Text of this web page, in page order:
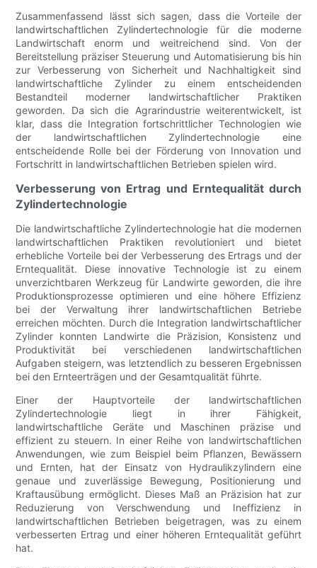
Zusammenfassend lässt sich sagen, dass die Vorteile der
landwirtschaftlichen Zylindertechnologie für die moderne
Landwirtschaft enorm und weitreichend sind. Von der
Bereitstellung präziser Steuerung und Automatisierung bis hin
zur Verbesserung von Sicherheit und Nachhaltigkeit sind
landwirtschaftliche Zylinder zu einem entscheidenden
Bestandteil moderner landwirtschaftlicher Praktiken
geworden. Da sich die Agrarindustrie weiterentwickelt, ist
klar, dass die Integration fortschrittlicher Technologien wie
der landwirtschaftlichen Zylindertechnologie eine
entscheidende Rolle bei der Förderung von Innovation und
Fortschritt in landwirtschaftlichen Betrieben spielen wird.
Verbesserung von Ertrag und Erntequalität durch
Zylindertechnologie
Die landwirtschaftliche Zylindertechnologie hat die modernen
landwirtschaftlichen Praktiken revolutioniert und bietet
erhebliche Vorteile bei der Verbesserung des Ertrags und der
Erntequalität. Diese innovative Technologie ist zu einem
unverzichtbaren Werkzeug für Landwirte geworden, die ihre
Produktionsprozesse optimieren und eine höhere Effizienz
bei der Verwaltung ihrer landwirtschaftlichen Betriebe
erreichen möchten. Durch die Integration landwirtschaftlicher
Zylinder konnten Landwirte die Präzision, Konsistenz und
Produktivität bei verschiedenen landwirtschaftlichen
Aufgaben steigern, was letztendlich zu besseren Ergebnissen
bei den Ernteerträgen und der Gesamtqualität führte.
Einer der Hauptvorteile der landwirtschaftlichen
Zylindertechnologie liegt in ihrer Fähigkeit,
landwirtschaftliche Geräte und Maschinen präzise und
effizient zu steuern. In einer Reihe von landwirtschaftlichen
Anwendungen, wie zum Beispiel beim Pflanzen, Bewässern
und Ernten, hat der Einsatz von Hydraulikzylindern eine
genaue und zuverlässige Bewegung, Positionierung und
Kraftausübung ermöglicht. Dieses Maß an Präzision hat zur
Reduzierung von Verschwendung und Ineffizienz in
landwirtschaftlichen Betrieben beigetragen, was zu einem
verbesserten Ertrag und einer höheren Erntequalität geführt
hat.